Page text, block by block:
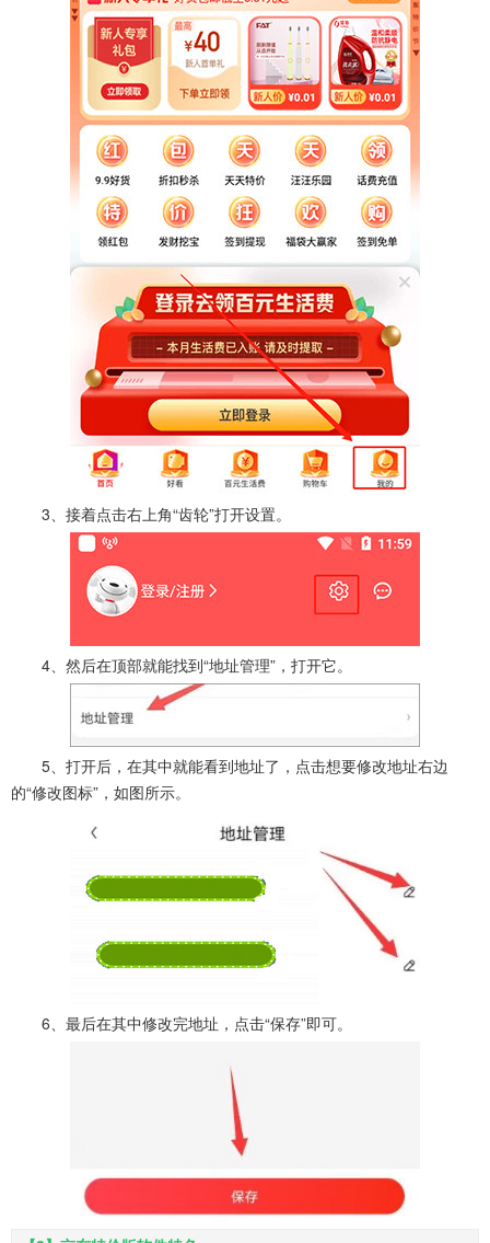
3、接着点击右上角“齿轮”打开设置。
4、然后在顶部就能找到“地址管理”，打开它。
5、打开后，在其中就能看到地址了，点击想要修改地址右边
的“修改图标”，如图所示。
6、最后在其中修改完地址，点击“保存”即可。